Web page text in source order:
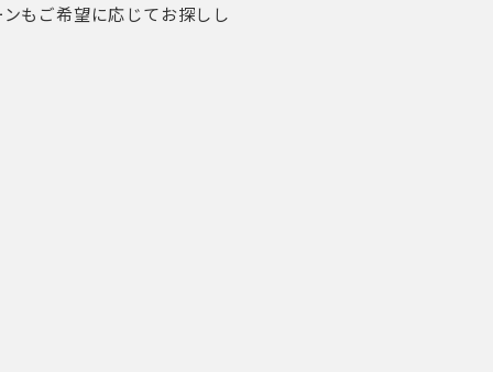
もご希望に応じてお探しし